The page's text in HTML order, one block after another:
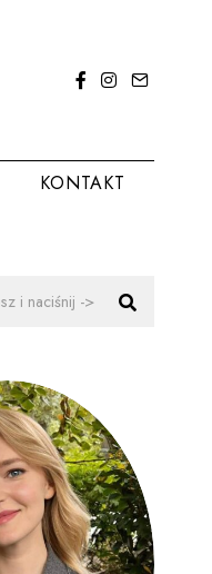
KONTAKT